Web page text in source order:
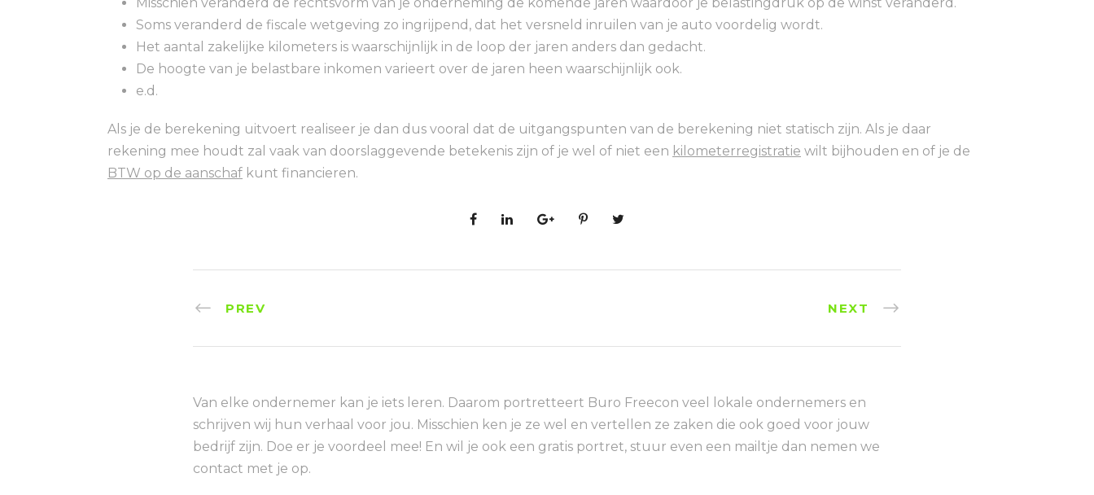
Soms veranderd de fiscale wetgeving zo ingrijpend, dat het versneld inruilen van je auto voordelig wordt.
Het aantal zakelijke kilometers is waarschijnlijk in de loop der jaren anders dan gedacht.
De hoogte van je belastbare inkomen varieert over de jaren heen waarschijnlijk ook.
e.d.
Als je de berekening uitvoert realiseer je dan dus vooral dat de uitgangspunten van de berekening niet statisch zijn. Als je daar
rekening mee houdt zal vaak van doorslaggevende betekenis zijn of je wel of niet een kilometerregistratie wilt bijhouden en of je de
BTW op de aanschaf kunt financieren.
PREV NEXT
Van elke ondernemer kan je iets leren. Daarom portretteert Buro Freecon veel lokale ondernemers en
schrijven wij hun verhaal voor jou. Misschien ken je ze wel en vertellen ze zaken die ook goed voor jouw
bedrijf zijn. Doe er je voordeel mee! En wil je ook een gratis portret, stuur even een mailtje dan nemen we
contact met je op.